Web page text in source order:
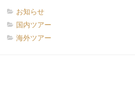
お知らせ
国内ツアー
海外ツアー